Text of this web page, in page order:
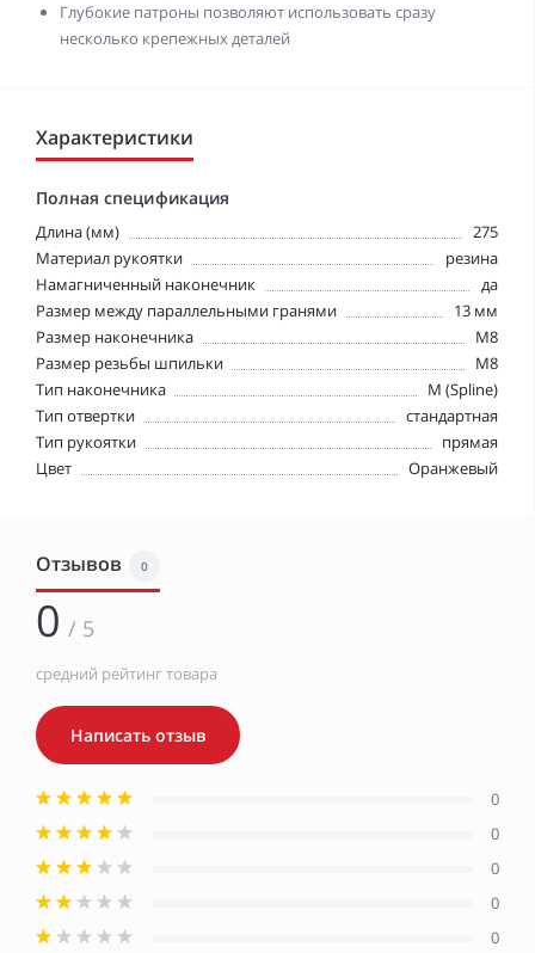
Глубокие патроны позволяют использовать сразу
несколько крепежных деталей
Характеристики
Полная спецификация
Длина (мм)
275
Материал рукоятки
резина
Намагниченный наконечник
да
Размер между параллельными гранями
13 мм
Размер наконечника
M8
Размер резьбы шпильки
М8
Тип наконечника
M (Spline)
Тип отвертки
стандартная
Тип рукоятки
прямая
Цвет
Оранжевый
Отзывов 0
0 / 5
средний рейтинг товара
Написать отзыв
0
0
0
0
0